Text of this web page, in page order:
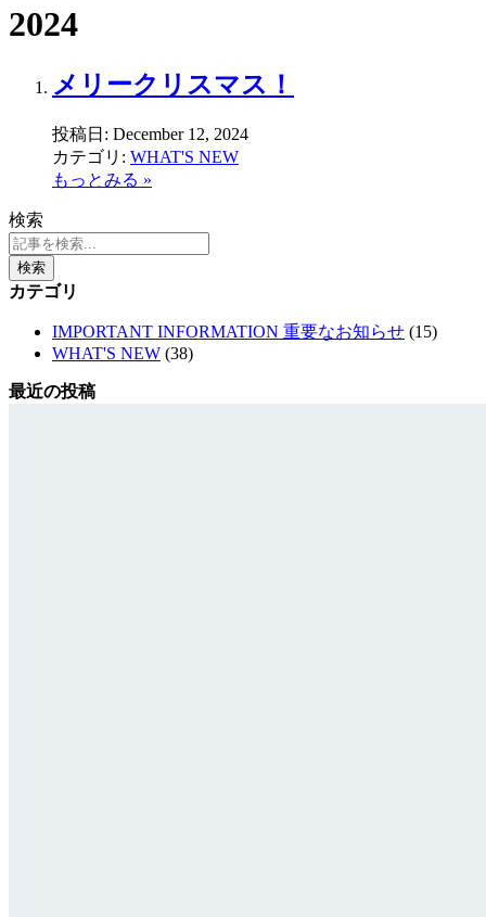
2024
メリークリスマス！
投稿日: December 12, 2024
カテゴリ: WHAT'S NEW
もっとみる »
検索
検索
カテゴリ
IMPORTANT INFORMATION 重要なお知らせ (15)
WHAT'S NEW (38)
最近の投稿